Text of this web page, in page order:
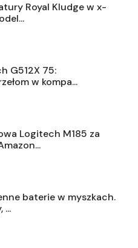
Royal Kludge w x-
G512X 75:
w kompa...
Logitech M185 za
baterie w myszkach.
...